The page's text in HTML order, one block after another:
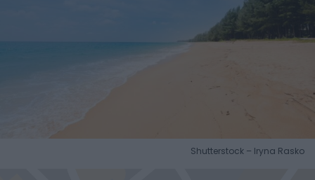
Shutterstock – Iryna Rasko